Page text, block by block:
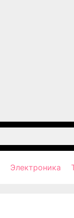
Электроника